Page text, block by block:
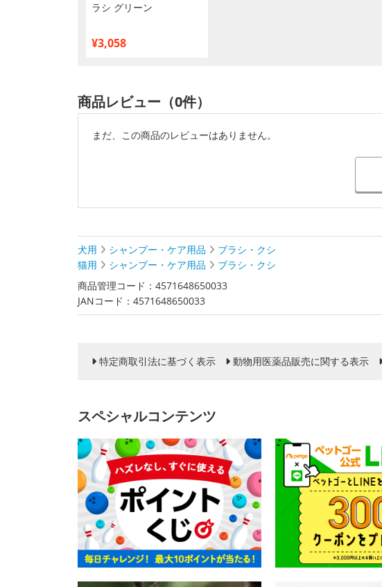
ラシ グリーン
¥3,058
商品レビュー（0件）
まだ、この商品のレビューはありません。
犬用 シャンプー・ケア用品
ブラシ・クシ
猫用
シャンプー・ケア用品
ブラシ・クシ
商品管理コード：4571648650033
JANコード：4571648650033
特定商取引法に基づく表示 動物用医薬品販売に関する表示
スペシャルコンテンツ